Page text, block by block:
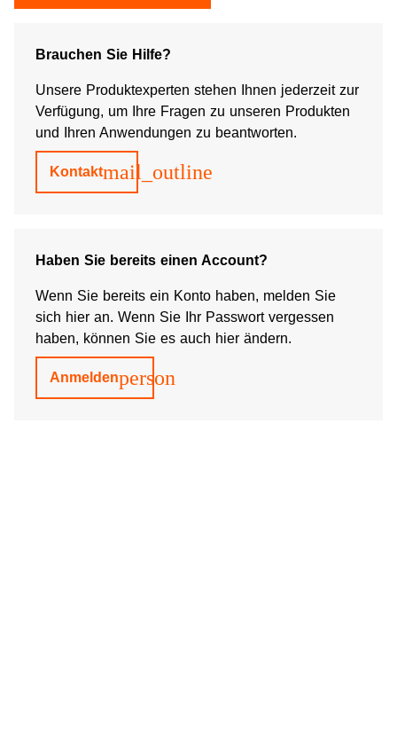
Brauchen Sie Hilfe?
Unsere Produktexperten stehen Ihnen jederzeit zur
Verfügung, um Ihre Fragen zu unseren Produkten
und Ihren Anwendungen zu beantworten.
Kontaktmail_outline
Haben Sie bereits einen Account?
Wenn Sie bereits ein Konto haben, melden Sie
sich hier an. Wenn Sie Ihr Passwort vergessen
haben, können Sie es auch hier ändern.
Anmeldenperson